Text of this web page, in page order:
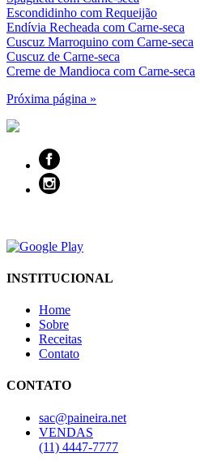
Escondidinho com Requeijão
Endívia Recheada com Carne-seca
Cuscuz Marroquino com Carne-seca
Cuscuz de Carne-seca
Creme de Mandioca com Carne-seca
Próxima página »
INSTITUCIONAL
Home
Sobre
Receitas
Contato
CONTATO
sac@paineira.net
VENDAS
(11) 4447-7777